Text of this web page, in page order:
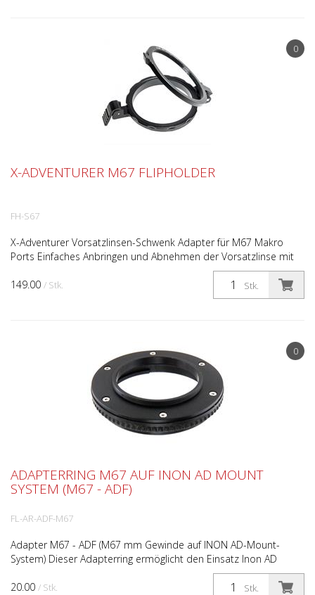
0
149.00 / Stk. Stk.
X-ADVENTURER M67 FLIPHOLDER
FH-S67
X-Adventurer Vorsatzlinsen-Schwenk Adapter für M67 Makro
Ports Einfaches Anbringen und Abnehmen der Vorsatzlinse mit
nur einem Klick. Kein Drehen und Schrauben unter Wass...
0
20.00 / Stk. Stk.
ADAPTERRING M67 AUF INON AD MOUNT
SYSTEM (M67 - ADF)
FL-AR-ADF-M67
Adapter M67 - ADF (M67 mm Gewinde auf INON AD-Mount-
System) Dieser Adapterring ermöglicht den Einsatz Inon AD
Linsen oder AD Rotfilter an Gehäusen mit M67 Gewinde (z.B. ...